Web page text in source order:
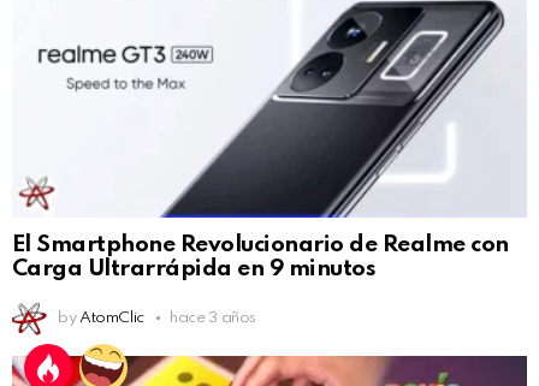
El Smartphone Revolucionario de Realme con
Carga Ultrarrápida en 9 minutos
by AtomClic hace 3 años